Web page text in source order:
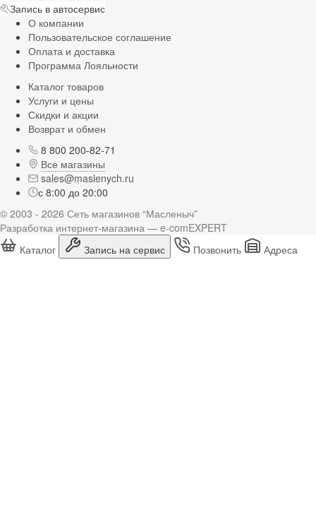
Запись в автосервис
О компании
Пользовательское соглашение
Оплата и доставка
Программа Лояльности
Каталог товаров
Услуги и цены
Скидки и акции
Возврат и обмен
8 800 200-82-71
Все магазины
sales@maslenych.ru
с 8:00 до 20:00
© 2003 - 2026 Сеть магазинов “Масленыч”
Разработка интернет-магазина — e-comEXPERT
Каталог
Запись на сервис Позвонить Адреса